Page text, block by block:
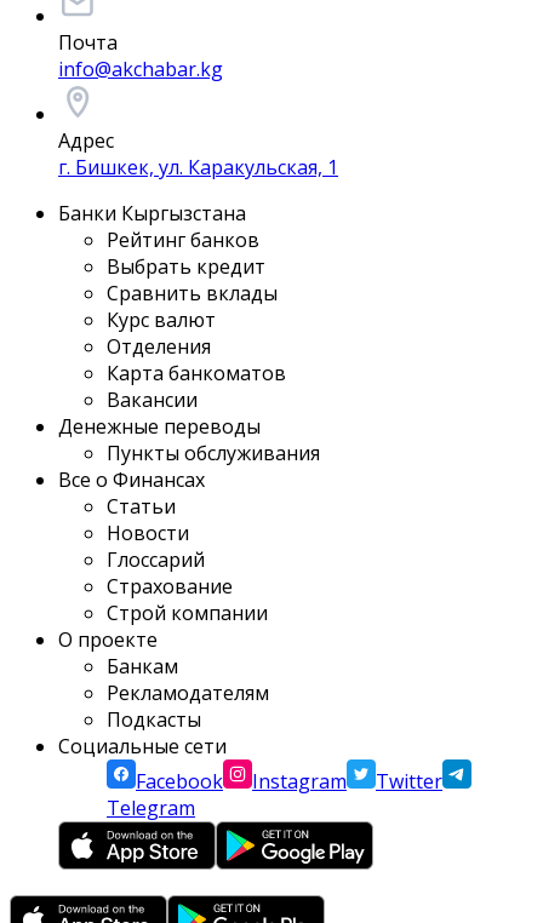
Почта
info@akchabar.kg
Адрес
г. Бишкек, ул. Каракульская, 1
Банки Кыргызстана
Рейтинг банков
Выбрать кредит
Сравнить вклады
Курс валют
Отделения
Карта банкоматов
Вакансии
Денежные переводы
Пункты обслуживания
Все о Финансах
Статьи
Новости
Глоссарий
Страхование
Строй компании
О проекте
Банкам
Рекламодателям
Подкасты
Социальные сети
Facebook
Instagram
Twitter
Telegram